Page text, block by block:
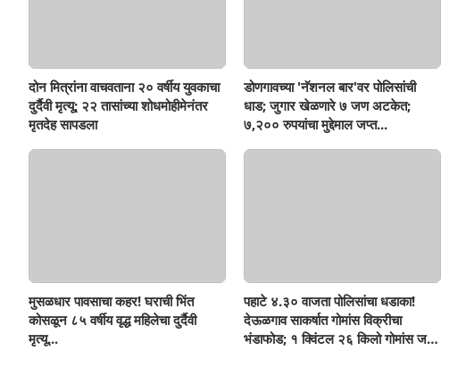
दोन मित्रांना वाचवताना २० वर्षीय युवकाचा
दुर्दैवी मृत्यू; २२ तासांच्या शोधमोहीमेनंतर
मृतदेह सापडला
डोणगावच्या 'नॅशनल बार'वर पोलिसांची
धाड; जुगार खेळणारे ७ जण अटकेत;
७,२०० रुपयांचा मुद्देमाल जप्त...
मुसळधार पावसाचा कहर! घराची भिंत
कोसळून ८५ वर्षीय वृद्ध महिलेचा दुर्दैवी
मृत्यू...
पहाटे ४.३० वाजता पोलिसांचा धडाका!
देऊळगाव साकर्षात गोमांस विक्रीचा
भंडाफोड; १ क्विंटल २६ किलो गोमांस जप्त,